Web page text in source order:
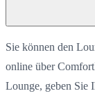
Sie können den
online über
Lounge, geben Sie